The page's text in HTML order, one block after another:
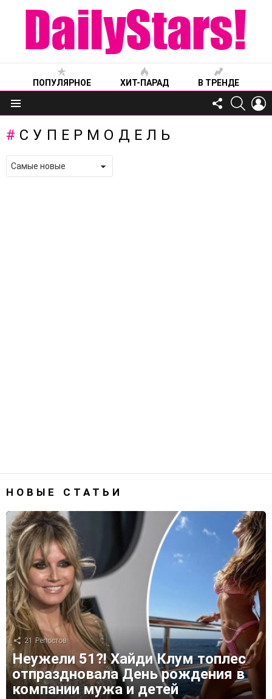
ПОПУЛЯРНОЕ ХИТ-ПАРАД В ТРЕНДЕ
Меню
FOLLOW
US
СУПЕРМОДЕЛЬ
НОВЫЕ СТАТЬИ
21 Репостов
Неужели 51?! Хайди Клум топлес
отпраздновала День рождения в
компании мужа и детей